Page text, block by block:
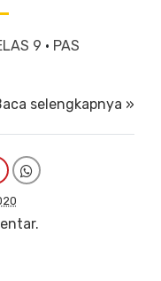
9 · PAS
selengkapnya »